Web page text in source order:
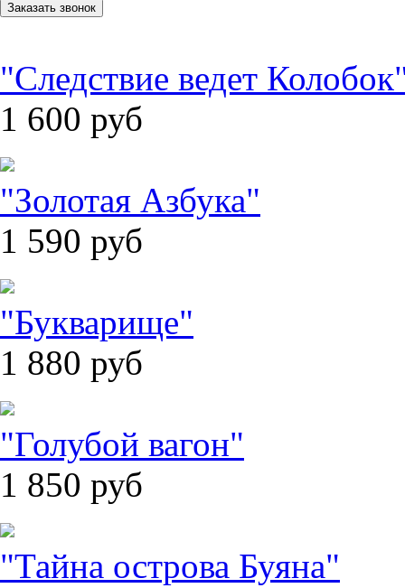
Заказать звонок
"Следствие ведет
1 600 руб
"Золотая Азбука"
1 590 руб
"Букварище"
1 880 руб
"Голубой вагон"
1 850 руб
"Тайна острова Буяна"